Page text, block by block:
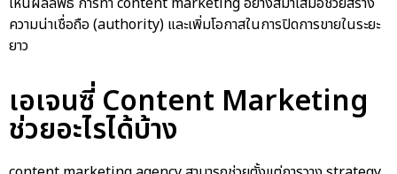
ความน่าเชื่อถือ (authority) และเพิ่มโอกาสในการปิดการขายในระยะ
ยาว
เอเจนซี่ Content Marketing
ช่วยอะไรได้บ้าง